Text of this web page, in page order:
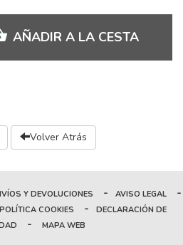
AÑADIR A LA CESTA
Volver Atrás
Y DEVOLUCIONES - AVISO LEGAL -
POLÍTICA COOKIES -
DECLARACIÓN DE
- MAPA WEB